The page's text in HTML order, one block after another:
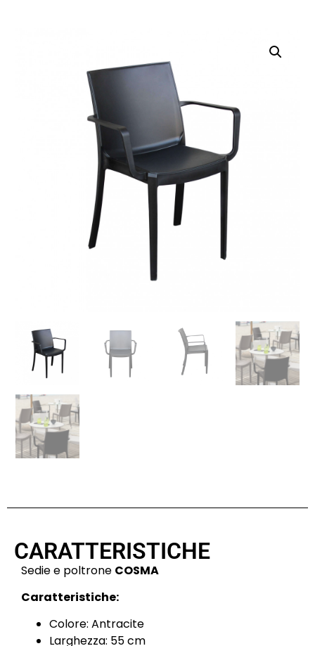
CARATTERISTICHE
Sedie e poltrone COSMA
Caratteristiche:
Colore: Antracite
Larghezza: 55 cm